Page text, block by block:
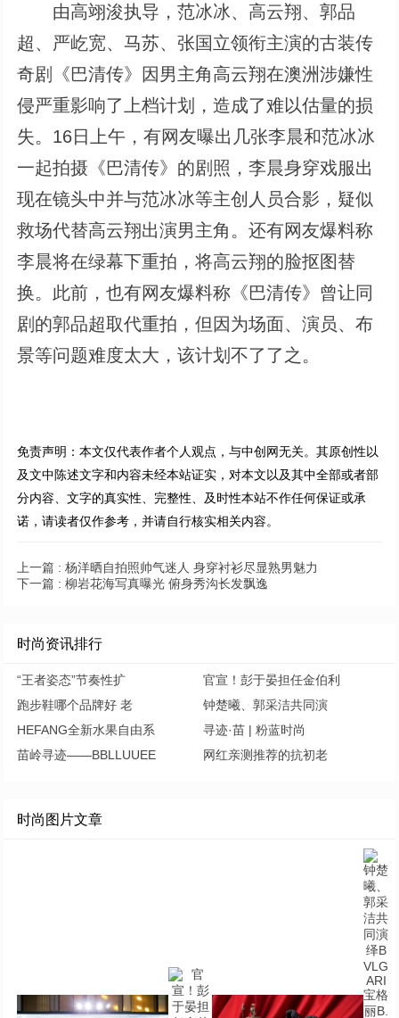
由高翊浚执导，范冰冰、高云翔、郭品
超、严屹宽、马苏、张国立领衔主演的古装传
奇剧《巴清传》因男主角高云翔在澳洲涉嫌性
侵严重影响了上档计划，造成了难以估量的损
失。16日上午，有网友曝出几张李晨和范冰冰
一起拍摄《巴清传》的剧照，李晨身穿戏服出
现在镜头中并与范冰冰等主创人员合影，疑似
救场代替高云翔出演男主角。还有网友爆料称
李晨将在绿幕下重拍，将高云翔的脸抠图替
换。此前，也有网友爆料称《巴清传》曾让同
剧的郭品超取代重拍，但因为场面、演员、布
景等问题难度太大，该计划不了了之。
免责声明：本文仅代表作者个人观点，与中创网无关。其原创性以
及文中陈述文字和内容未经本站证实，对本文以及其中全部或者部
分内容、文字的真实性、完整性、及时性本站不作任何保证或承
诺，请读者仅作参考，并请自行核实相关内容。
上一篇 : 杨洋晒自拍照帅气迷人 身穿衬衫尽显熟男魅力
下一篇 : 柳岩花海写真曝光 俯身秀沟长发飘逸
时尚资讯排行
“王者姿态”节奏性扩
官宣！彭于晏担任金伯利
跑步鞋哪个品牌好 老
钟楚曦、郭采洁共同演
HEFANG全新水果自由系
寻迹·苗 | 粉蓝时尚
苗岭寻迹——BBLLUUEE
网红亲测推荐的抗初老
时尚图片文章